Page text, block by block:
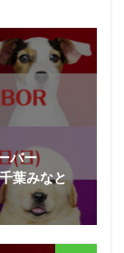
バー
葉みなと